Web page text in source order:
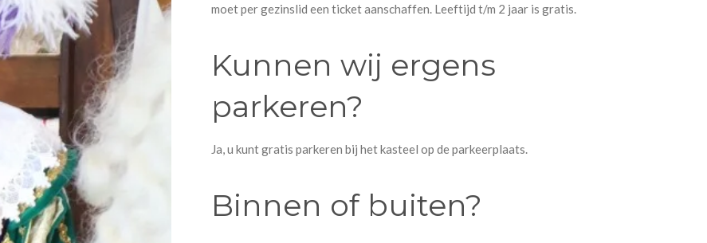
moet per gezinslid een ticket aanschaffen. Leeftijd t/m 2 jaar is gratis.
Kunnen wij ergens
parkeren?
Ja, u kunt gratis parkeren bij het kasteel op de parkeerplaats.
Binnen of buiten?